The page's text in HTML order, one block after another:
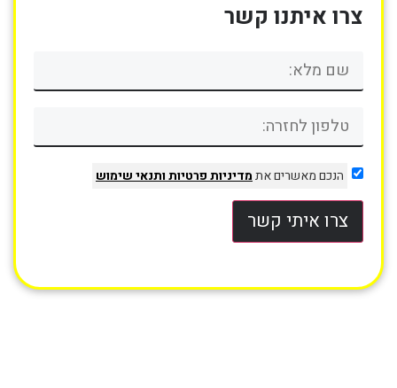
צרו איתנו קשר
הנכם מאשרים אתמדיניות פרטיותותנאי שימוש
צרו איתי קשר